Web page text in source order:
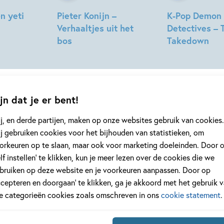
dat je er bent!
en derde partijen, maken op onze websites gebruik van cookies.
gebruiken cookies voor het bijhouden van statistieken, om
op te slaan, maar ook voor marketing doeleinden. Door
instellen’ te klikken, kun je meer lezen over de cookies die we
op deze website en je voorkeuren aanpassen. Door op
en doorgaan’ te klikken, ga je akkoord met het gebruik
categorieën cookies zoals omschreven in onscookie statement.
yeti
Pieter Konijn –
Verhaaltjes uit het
bos
Potter
K-Pop Demon
Detectives –
Takedown
Deutsch,
Jennings
Campbell
enkel kinderboek of nieuwtje meer
je in voor onze nieuwsbrief
elke twee weken nieuws, kinderboekentips en inspiratie!